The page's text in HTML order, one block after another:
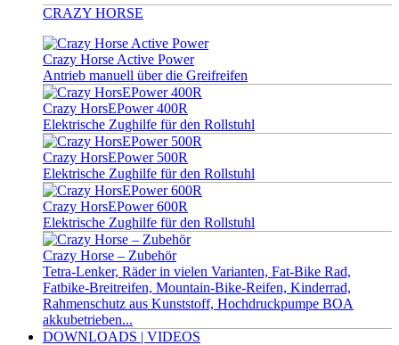
CRAZY HORSE
Crazy Horse Active Power
Antrieb manuell über die Greifreifen
Crazy HorsEPower 400R
Elektrische Zughilfe für den Rollstuhl
Crazy HorsEPower 500R
Elektrische Zughilfe für den Rollstuhl
Crazy HorsEPower 600R
Elektrische Zughilfe für den Rollstuhl
Crazy Horse – Zubehör
Tetra-Lenker, Räder in vielen Varianten, Fat-Bike Rad,
Fatbike-Breitreifen, Mountain-Bike-Reifen, Kinderrad,
Rahmenschutz aus Kunststoff, Hochdruckpumpe BOA
akkubetrieben...
DOWNLOADS | VIDEOS